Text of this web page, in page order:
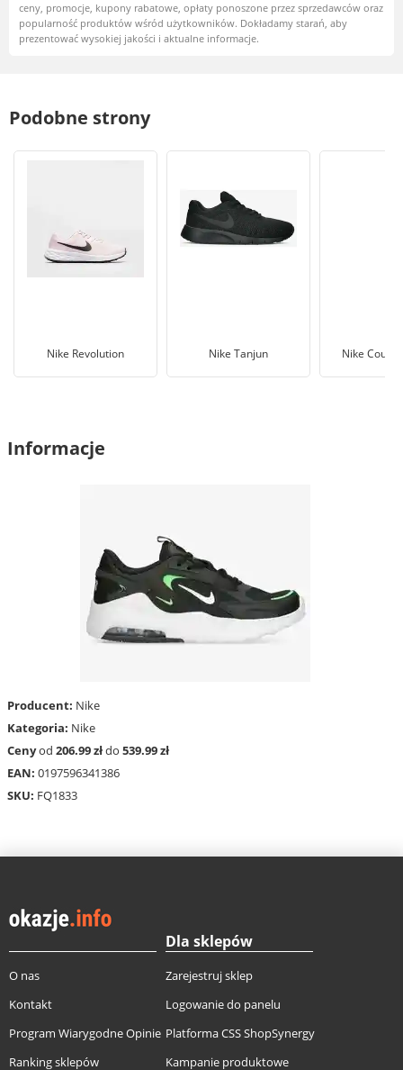
ceny, promocje, kupony rabatowe, opłaty ponoszone przez sprzedawców oraz
popularność produktów wśród użytkowników. Dokładamy starań, aby
prezentować wysokiej jakości i aktualne informacje.
Podobne strony
Nike Revolution Nike Tanjun Nike Court
Informacje
Producent: Nike
Kategoria: Nike
Cenyod 206.99 złdo 539.99 zł
EAN: 0197596341386
SKU: FQ1833
O nas
Kontakt
Program Wiarygodne Opinie
Ranking sklepów
Dla sklepów
Zarejestruj sklep
Logowanie do panelu
Platforma CSS ShopSynergy
Kampanie produktowe